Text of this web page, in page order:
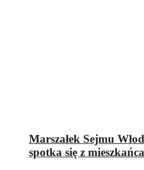
Marszałek Sejmu
spotka się z